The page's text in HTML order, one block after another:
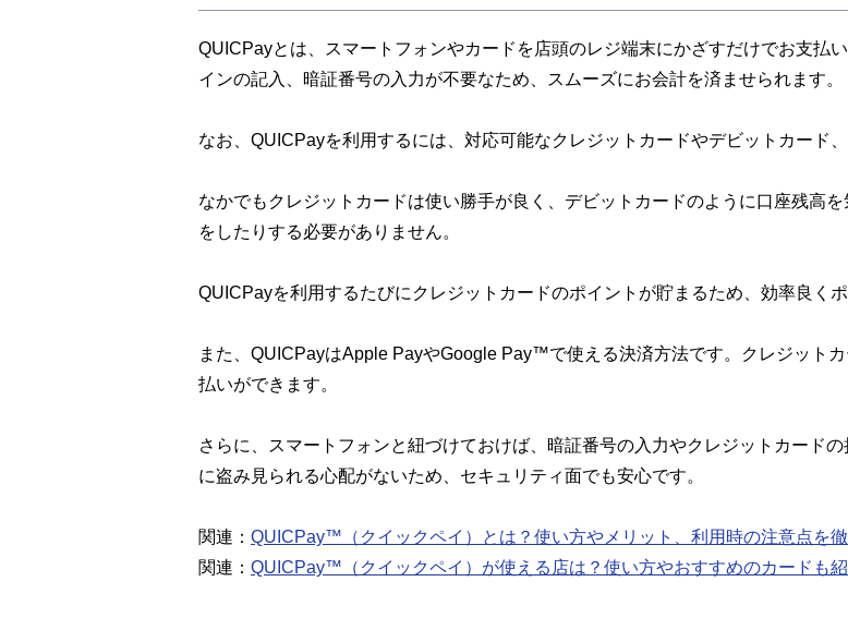
QUICPayとは、スマートフォンやカードを店頭のレジ端末にかざすだけでお支払
インの記入、暗証番号の入力が不要なため、スムーズにお会計を済ませられます。
なお、QUICPayを利用するには、対応可能なクレジットカードやデビットカード
なかでもクレジットカードは使い勝手が良く、デビットカードのように口座残高
をしたりする必要がありません。
QUICPayを利用するたびにクレジットカードのポイントが貯まるため、効率良く
また、QUICPayはApple PayやGoogle Pay™で使える決済方法です。クレジット
払いができます。
さらに、スマートフォンと紐づけておけば、暗証番号の入力やクレジットカード
に盗み見られる心配がないため、セキュリティ面でも安心です。
関連： QUICPay™（クイックペイ）とは？使い方やメリット、利用時の注意点を
関連： QUICPay™（クイックペイ）が使える店は？使い方やおすすめのカードも